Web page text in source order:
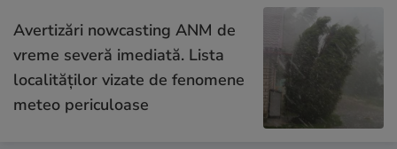
Avertizări nowcasting ANM de
vreme severă imediată. Lista
localităților vizate de fenomene
meteo periculoase